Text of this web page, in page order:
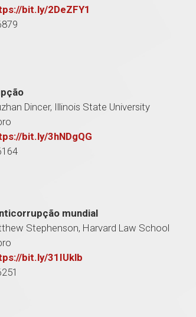
bit.ly/2DeZFY1
Dincer, Illinois State University
bit.ly/3hNDgQG
mundial
Stephenson, Harvard Law School
bit.ly/31IUklb